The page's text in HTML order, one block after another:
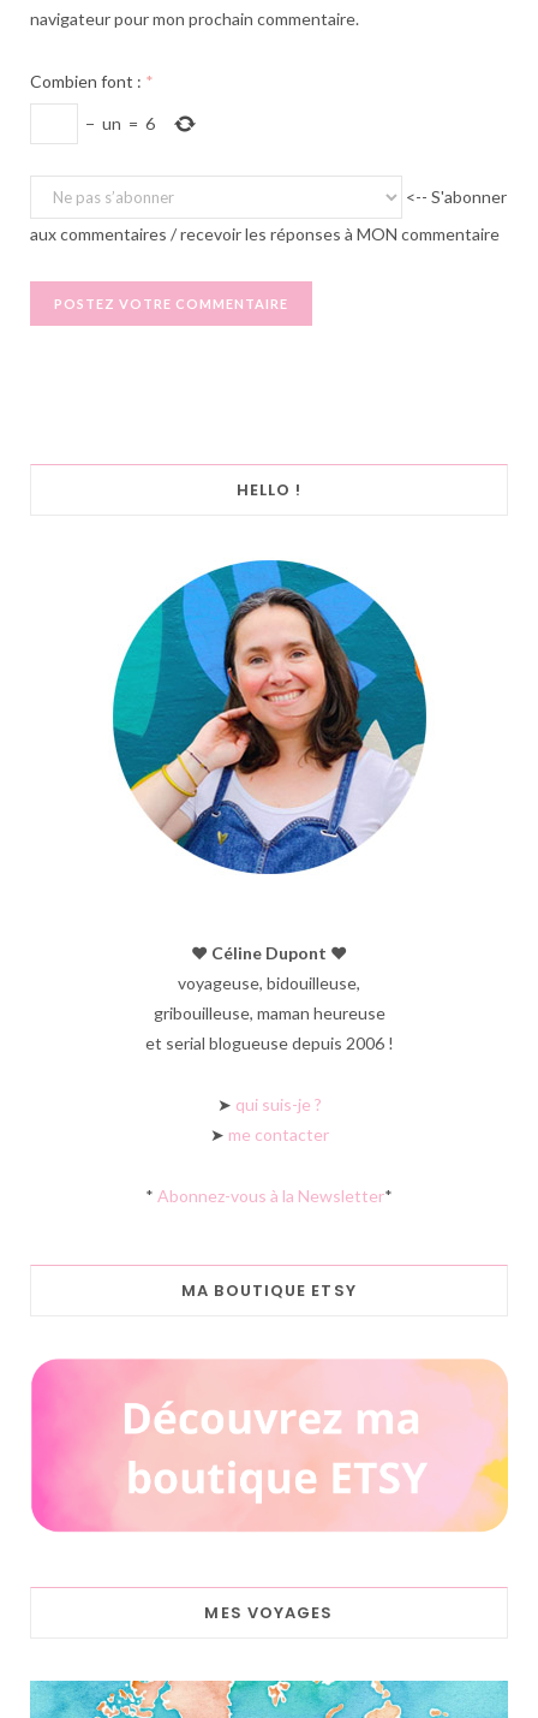
navigateur pour mon prochain commentaire.
Combien font : *
− un = 6
<-- S'abonner
aux commentaires / recevoir les réponses à MON commentaire
HELLO !
♥︎ Céline Dupont ♥︎
voyageuse, bidouilleuse,
gribouilleuse, maman heureuse
et serial blogueuse depuis 2006 !
➤ qui suis-je ?
➤ me contacter
* Abonnez-vous à la Newsletter*
MA BOUTIQUE ETSY
MES VOYAGES